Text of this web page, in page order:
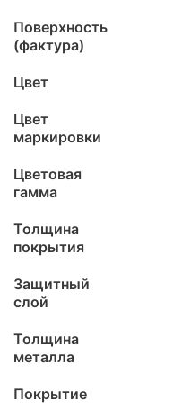
Поверхность
(фактура)
Цвет
Цвет
маркировки
Цветовая
гамма
Толщина
покрытия
Защитный
слой
Толщина
металла
Покрытие